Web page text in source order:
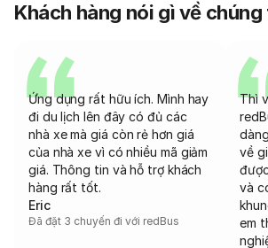
Khách hàng nói gì về chúng
Ứng dụng rất hữu ích. Mình hay
đi du lịch lên đây có đủ các
nhà xe mà giá còn rẻ hơn giá
của nhà xe vì có nhiều mã giảm
giá. Thông tin và hỗ trợ khách
hàng rất tốt.
Eric
Đã đặt 3 chuyến đi với redBus
Thì
về
và
em